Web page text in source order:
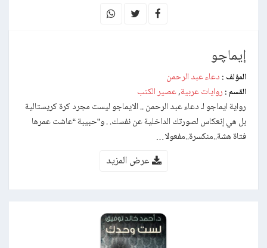
إيماچو
المؤلف : دعاء عبد الرحمن
القسم : روايات عربية,عصير الكتب
رواية ايماجو لـ دعاء عبد الرحمن .. الايماجو ليست مجرد كرة كريستالية
بل هي إنعكاس لصورتك الداخلية عن نفسك. . و”حبيبة “عاشت عمرها
فتاة هشة..منكسرة..مفعولا…
عرض المزيد